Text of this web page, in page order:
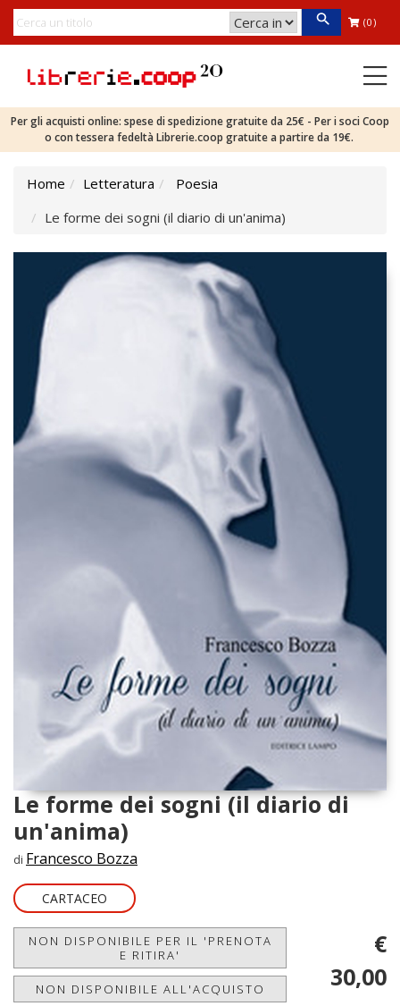
(0)
Per gli acquisti online: spese di spedizione gratuite da 25€ - Per i soci Coop
o con tessera fedeltà Librerie.coop gratuite a partire da 19€.
Home Letteratura
Poesia
Le forme dei sogni (il diario di un'anima)
Le forme dei sogni (il diario di
un'anima)
di Francesco Bozza
CARTACEO
NON DISPONIBILE PER IL 'PRENOTA
E RITIRA'
NON DISPONIBILE ALL'ACQUISTO
€
30,00